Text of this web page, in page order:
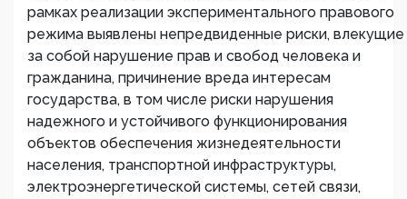
рамках реализации экспериментального правового
режима выявлены непредвиденные риски, влекущие
за собой нарушение прав и свобод человека и
гражданина, причинение вреда интересам
государства, в том числе риски нарушения
надежного и устойчивого функционирования
объектов обеспечения жизнедеятельности
населения, транспортной инфраструктуры,
электроэнергетической системы, сетей связи,